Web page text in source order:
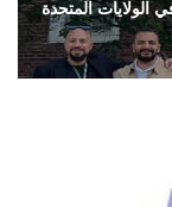
الولايات المتحدة